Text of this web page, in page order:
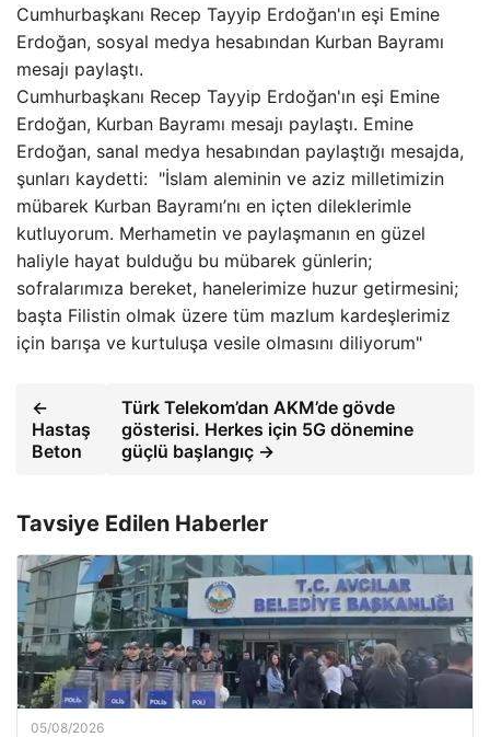
Cumhurbaşkanı Recep Tayyip Erdoğan'ın eşi Emine
Erdoğan, sosyal medya hesabından Kurban Bayramı
mesajı paylaştı.
Cumhurbaşkanı Recep Tayyip Erdoğan'ın eşi Emine
Erdoğan, Kurban Bayramı mesajı paylaştı. Emine
Erdoğan, sanal medya hesabından paylaştığı mesajda,
şunları kaydetti: "İslam aleminin ve aziz milletimizin
mübarek Kurban Bayramı’nı en içten dileklerimle
kutluyorum. Merhametin ve paylaşmanın en güzel
haliyle hayat bulduğu bu mübarek günlerin;
sofralarımıza bereket, hanelerimize huzur getirmesini;
başta Filistin olmak üzere tüm mazlum kardeşlerimiz
için barışa ve kurtuluşa vesile olmasını diliyorum"
←
Hastaş
Beton
Türk Telekom’dan AKM’de gövde
gösterisi. Herkes için 5G dönemine
güçlü başlangıç →
Tavsiye Edilen Haberler
05/08/2026